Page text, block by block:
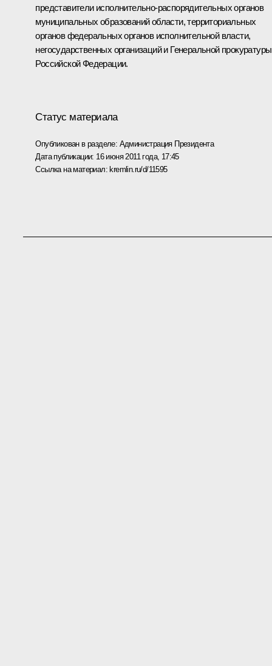
представители исполнительно-распорядительных органов
муниципальных образований области, территориальных
органов федеральных органов исполнительной власти,
негосударственных организаций и Генеральной прокуратуры
Российской Федерации.
Статус материала
Опубликован в разделе: Администрация Президента
Дата публикации: 16 июня 2011 года, 17:45
Ссылка на материал:kremlin.ru/d/11595